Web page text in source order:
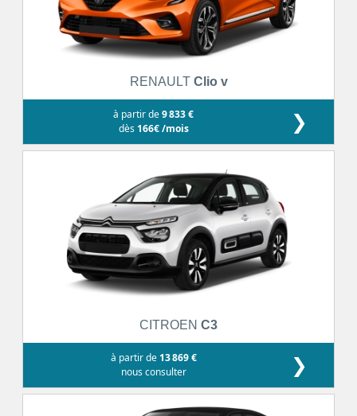
RENAULT Clio v
à partir de9 833 €
dès 166€ /mois ❯
CITROEN C3
à partir de 13 869 €
nous consulter
❯